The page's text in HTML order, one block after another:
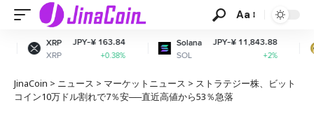
Aa
¥ 163.84
+0.38%
Solana
SOL
JPY-¥ 11,843.88
+2%
Dogecoin
DOGE
JinaCoin > ニュース > マーケットニュース > ストラテジー株、ビット
コイン10万ドル割れで7％安──直近高値から53％急落